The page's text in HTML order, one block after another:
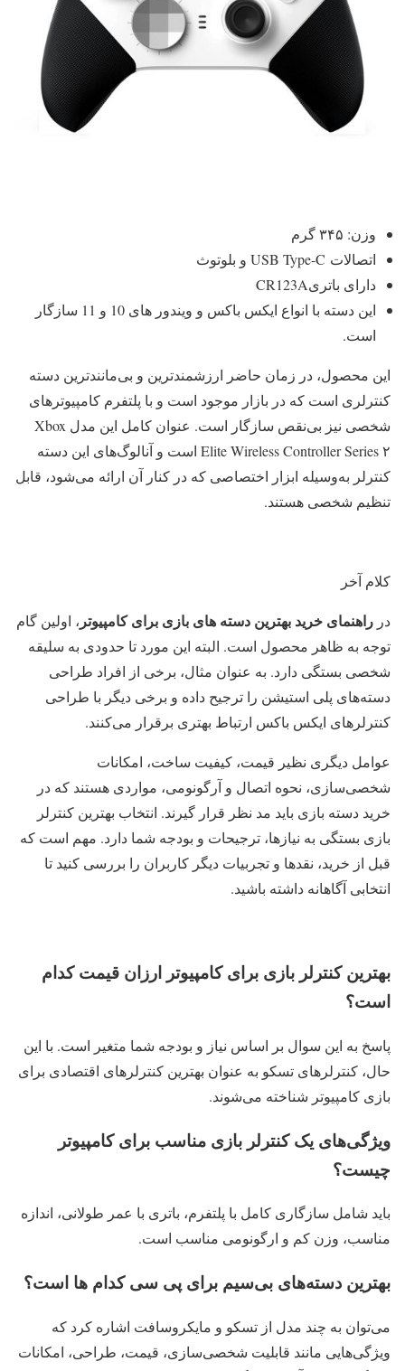
وزن: ۳۴۵ گرم
اتصالات USB Type-C و بلوتوث
دارای باتریCR123A
این دسته با انواع ایکس باکس و ویندور های 10 و 11 سازگار
است.
این محصول، در زمان حاضر ارزشمندترین و بی‌مانندترین دسته
کنترلری است که در بازار موجود است و با پلتفرم کامپیوترهای
شخصی نیز بی‌نقص سازگار است. عنوان کامل این مدل Xbox
Elite Wireless Controller Series ۲ است و آنالوگ‌های این دسته
کنترلر به‌وسیله ابزار اختصاصی که در کنار آن ارائه می‌شود، قابل
تنظیم شخصی هستند.
کلام آخر
در راهنمای خرید بهترین دسته های بازی برای کامپیوتر ، اولین گام
توجه به ظاهر محصول است. البته این مورد تا حدودی به سلیقه
شخصی بستگی دارد. به عنوان مثال، برخی از افراد طراحی
دسته‌های پلی استیشن را ترجیح داده و برخی دیگر با طراحی
کنترلرهای ایکس باکس ارتباط بهتری برقرار می‌کنند.
عوامل دیگری نظیر قیمت، کیفیت ساخت، امکانات
شخصی‌سازی، نحوه اتصال و آرگونومی، مواردی هستند که در
خرید دسته بازی باید مد نظر قرار گیرند. انتخاب بهترین کنترلر
بازی بستگی به نیازها، ترجیحات و بودجه شما دارد. مهم است که
قبل از خرید، نقدها و تجربیات دیگر کاربران را بررسی کنید تا
انتخابی آگاهانه داشته باشید.
بهترین کنترلر بازی برای کامپیوتر ارزان قیمت کدام
است؟
پاسخ به این سوال بر اساس نیاز و بودجه شما متغیر است. با این
حال، کنترلرهای تسکو به عنوان بهترین کنترلرهای اقتصادی برای
بازی کامپیوتر شناخته می‌شوند.
ویژگی‌های یک کنترلر بازی مناسب برای کامپیوتر
چیست؟
باید شامل سازگاری کامل با پلتفرم، باتری با عمر طولانی، اندازه
مناسب، وزن کم و ارگونومی مناسب است.
بهترین دسته‌های بی‌سیم برای پی سی کدام ها است؟
می‌توان به چند مدل از تسکو و مایکروسافت اشاره کرد که
ویژگی‌هایی مانند قابلیت شخصی‌سازی، قیمت، طراحی، امکانات